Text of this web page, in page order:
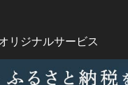
リジナルサービス